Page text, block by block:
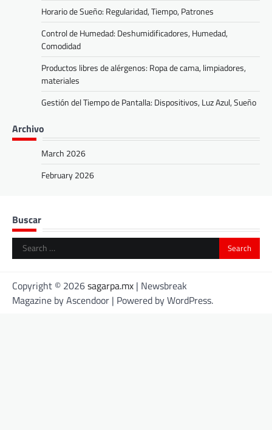
Horario de Sueño: Regularidad, Tiempo, Patrones
Control de Humedad: Deshumidificadores, Humedad,
Comodidad
Productos libres de alérgenos: Ropa de cama, limpiadores,
materiales
Gestión del Tiempo de Pantalla: Dispositivos, Luz Azul, Sueño
Archivo
March 2026
February 2026
Buscar
Search
for:
Copyright © 2026sagarpa.mx | Newsbreak
Magazine byAscendoor | Powered byWordPress.